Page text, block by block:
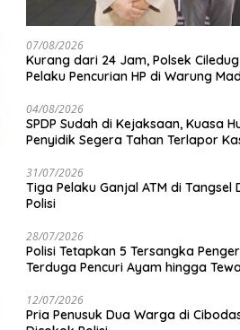
07/08/2026
Kurang dari 24 Jam, Polsek
Pelaku Pencurian HP di Warung
04/08/2026
SPDP Sudah di Kejaksaan, Kuasa
Penyidik Segera Tahan Terlapor
31/07/2026
Tiga Pelaku Ganjal ATM di Tangsel
Polisi
28/07/2026
Polisi Tetapkan 5 Tersangka
Terduga Pencuri Ayam hingga
12/07/2026
Pria Penusuk Dua Warga di